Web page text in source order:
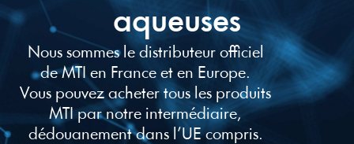
aqueuses
Nous sommes le distributeur officiel
de MTI en France et en Europe.
Vous pouvez acheter tous les produits
MTI par notre intermédiaire,
dédouanement dans l’UE compris.